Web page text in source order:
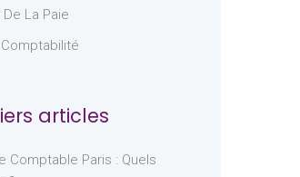
La Paie
articles
Comptable Paris : Quels